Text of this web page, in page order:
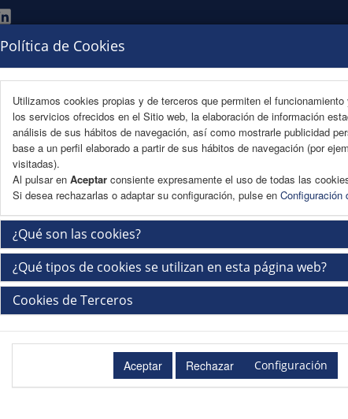
Política de Cookies
Utilizamos cookies propias y de terceros que permiten el
los servicios ofrecidos en el Sitio web, la elaboración de información
análisis de sus hábitos de navegación, así como mostrarle publicidad
base a un perfil elaborado a partir de sus hábitos de navegación (por
visitadas).
Al pulsar en Aceptar consiente expresamente el uso de todas las
Si desea rechazarlas o adaptar su configuración, pulse en Configuración
¿Qué son las cookies?
¿Qué tipos de cookies se utilizan en esta página web?
Cookies de Terceros
Configuración
PROGRAMA COMUNICACIONES INSCRIPCIÓN Y ALOJAMIENTO
Recogida de documentación en sede